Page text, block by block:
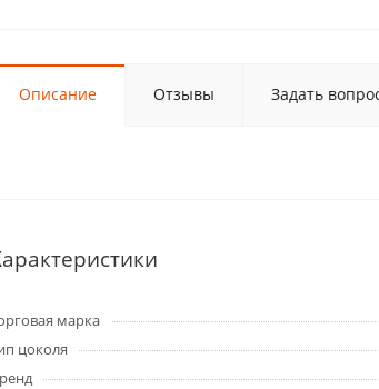
Описание Отзывы Задать
марка
цоколя